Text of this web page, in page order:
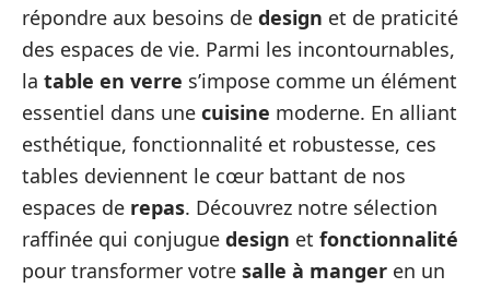
répondre aux besoins de design et de praticité
des espaces de vie. Parmi les incontournables,
la table en verre s’impose comme un élément
essentiel dans une cuisine moderne. En alliant
esthétique, fonctionnalité et robustesse, ces
tables deviennent le cœur battant de nos
espaces de repas. Découvrez notre sélection
raffinée qui conjugue design et fonctionnalité
pour transformer votre salle à manger en un